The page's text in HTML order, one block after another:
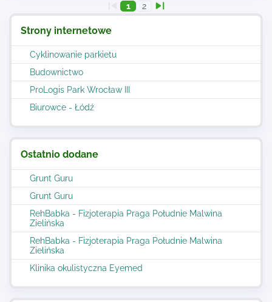
Strony internetowe
Cyklinowanie parkietu
Budownictwo
ProLogis Park Wrocław III
Biurowce - Łódź
Ostatnio dodane
Grunt Guru
Grunt Guru
RehBabka - Fizjoterapia Praga Południe Malwina
Zielińska
RehBabka - Fizjoterapia Praga Południe Malwina
Zielińska
Klinika okulistyczna Eyemed
1 2